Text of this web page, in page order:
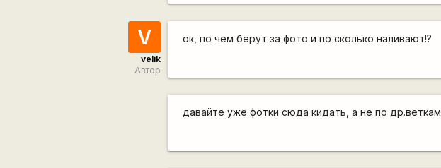
V
velik
Автор
ок, по чём берут за фото и по сколько наливают!?
давайте уже фотки сюда кидать, а не по др.веткам